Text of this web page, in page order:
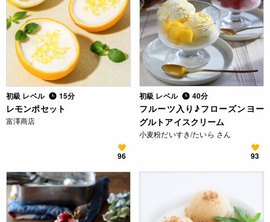
初級 レベル 15分
レモンポセット
富澤商店
96
初級 レベル 40分
フルーツ入り♪フローズンヨー
グルトアイスクリーム
小麦粉だいすき/たいら さん
93